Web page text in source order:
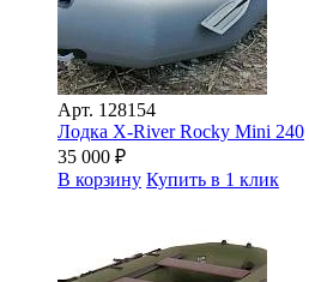
Арт. 128154
Лодка X-River Rocky Mini 240
35 000 ₽
В корзину Купить в 1 клик